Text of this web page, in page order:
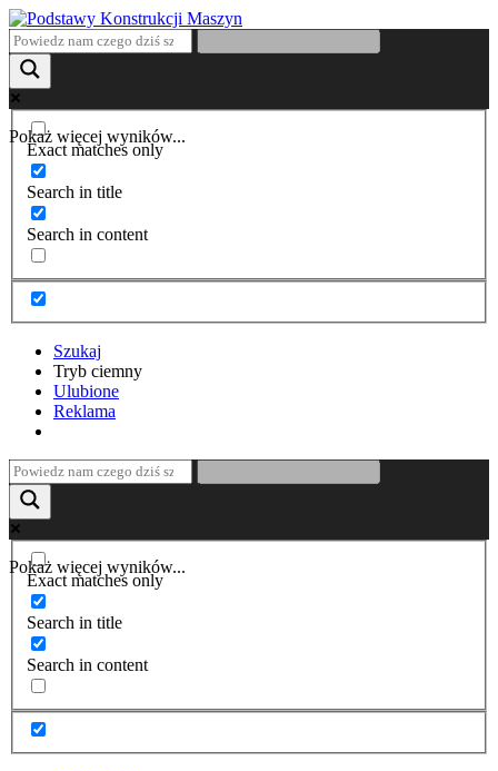
Pokaż więcej wyników...
Exact matches only
Search in title
Search in content
Szukaj
Tryb ciemny
Ulubione
Reklama
Pokaż więcej wyników...
Exact matches only
Search in title
Search in content